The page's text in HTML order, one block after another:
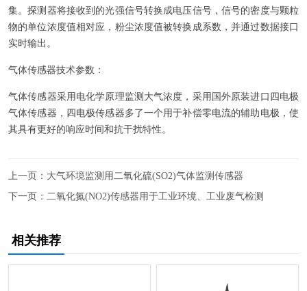
集。探测器将接收到的光强信号转换成电压信号，信号的密度与颗粒
物的单位浓度值相对应，粉尘浓度值被转换成系数，并通过数据接口
实时输出。
气体传感器技术参数：
气体传感器采用电化学原理监测大气浓度，采用国外原装进口四电极
气体传感器，四电极传感器多了一个用于补偿零电流的辅助电极，使
其具有更好的响应时间和抗干扰特性。
上一页： 大气环境监测用二氧化硫(SO2)气体监测传感器
下一页： 二氧化氮(NO2)传感器用于工业环境、工业废气检测
相关推荐